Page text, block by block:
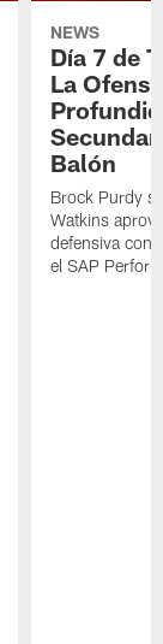
NEWS
Día 7 de
La
Balón
Brock Purdy
Watkins
defensiva
el SAP